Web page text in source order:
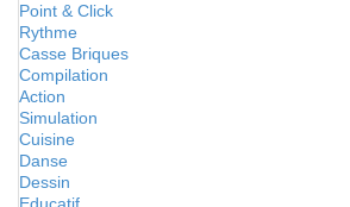
Point & Click
Rythme
Casse Briques
Compilation
Action
Simulation
Cuisine
Danse
Dessin